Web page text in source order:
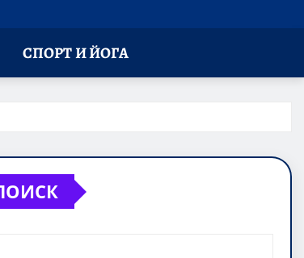
СПОРТ И ЙОГА